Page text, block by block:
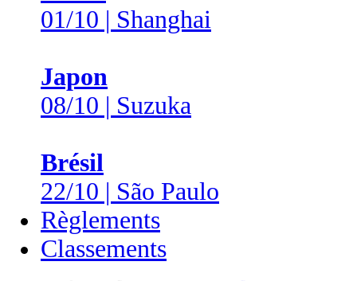
01/10 | Shanghai
Japon
08/10 | Suzuka
Brésil
22/10 | São Paulo
Règlements
Classements